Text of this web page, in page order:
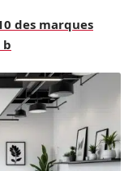
des marques
b